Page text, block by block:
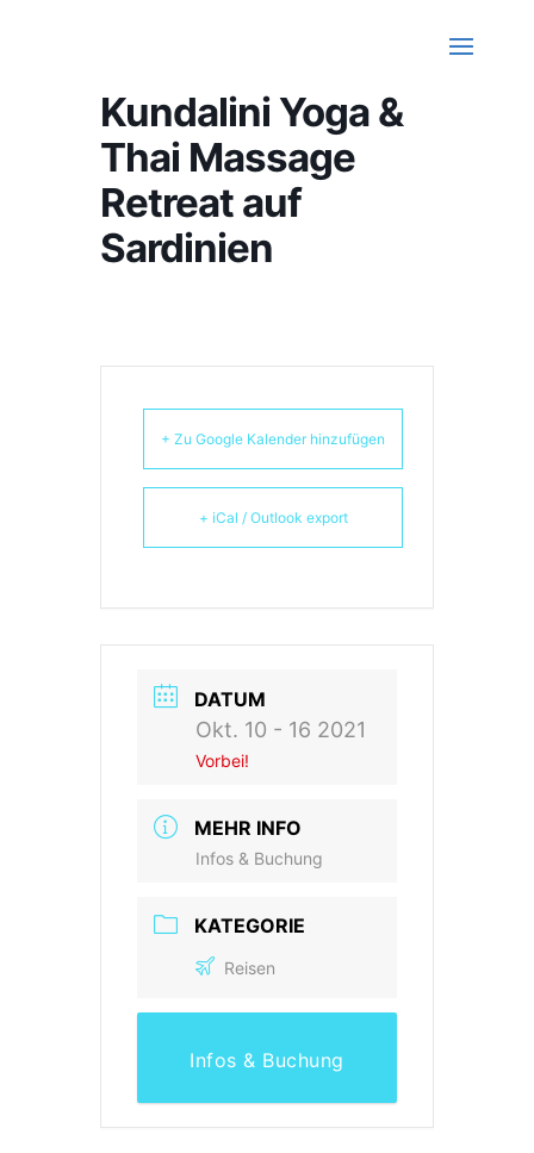
Kundalini Yoga &
Thai Massage
Retreat auf
Sardinien
+ Zu Google Kalender hinzufügen
+ iCal / Outlook export
DATUM
Okt. 10 - 16 2021
Vorbei!
MEHR INFO
Infos & Buchung
KATEGORIE
Reisen
Infos & Buchung